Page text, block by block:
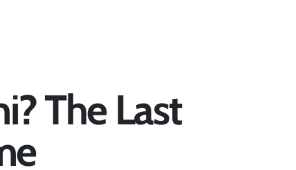
The Last